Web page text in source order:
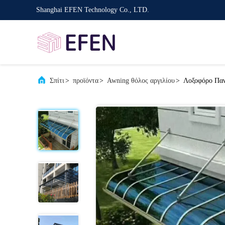
Shanghai EFEN Technology Co., LTD.
Σπίτι> προϊόντα> Awning θόλος αργιλίου> Λοξοφόρο